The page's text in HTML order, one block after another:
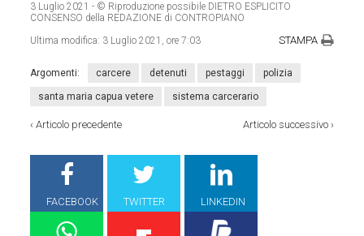
3 Luglio 2021 - © Riproduzione possibile DIETRO ESPLICITO
CONSENSO della REDAZIONE di CONTROPIANO
Ultima modifica: 3 Luglio 2021, ore 7:03 STAMPA
Argomenti: carcere detenuti pestaggi polizia
santa maria capua vetere sistema carcerario
‹Articolo precedente Articolo successivo›
FACEBOOK TWITTER LINKEDIN